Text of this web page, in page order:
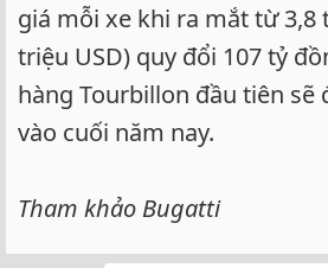
giá mỗi xe khi ra mắt từ 3,8
triệu USD) quy đổi 107 tỷ
hàng Tourbillon đầu tiên sẽ
vào cuối năm nay.
Tham khảo Bugatti